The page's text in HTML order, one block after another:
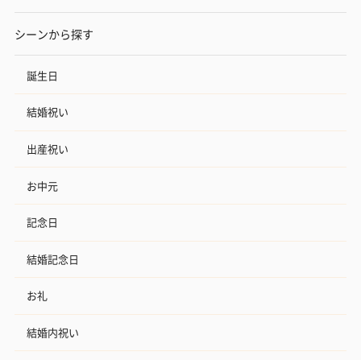
シーンから探す
誕生日
結婚祝い
出産祝い
お中元
記念日
結婚記念日
お礼
結婚内祝い